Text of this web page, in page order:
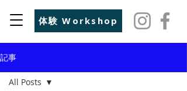
体験 Workshop
記事
All Posts